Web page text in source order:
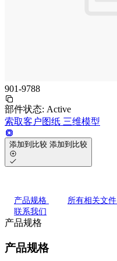
901-9788
部件状态: Active
索取客户图纸 三维模型
添加到比较 添加到比较
产品规格 所有相关文件
联系我们
产品规格
产品规格